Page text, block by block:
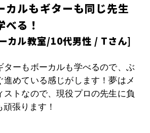
カルもギターも同じ先生
べる！
カル教室/10代男性 / Tさん]
ターもボーカルも学べるので、ぶ
進めている感じがします！夢はメ
ストなので、現役プロの先生に負
張ります！